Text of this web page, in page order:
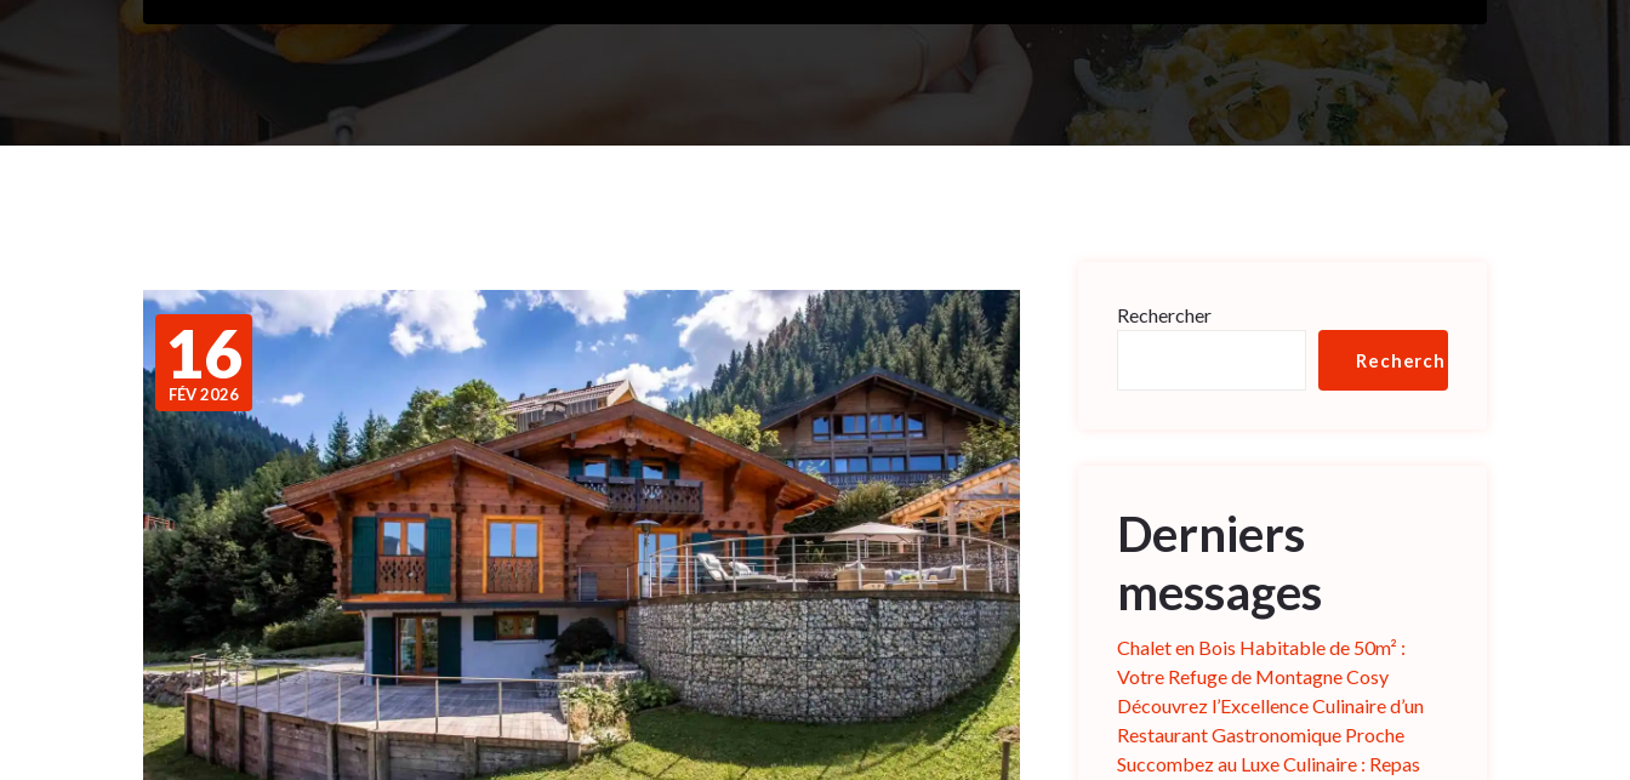
16
FÉV 2026
Rechercher
Rechercher
Derniers
messages
Chalet en Bois Habitable de 50m² :
Votre Refuge de Montagne Cosy
Découvrez l’Excellence Culinaire d’un
Restaurant Gastronomique Proche
Succombez au Luxe Culinaire : Repas